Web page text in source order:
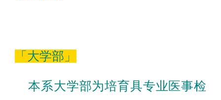
「大学部」
本系大学部为培育具专业医事检